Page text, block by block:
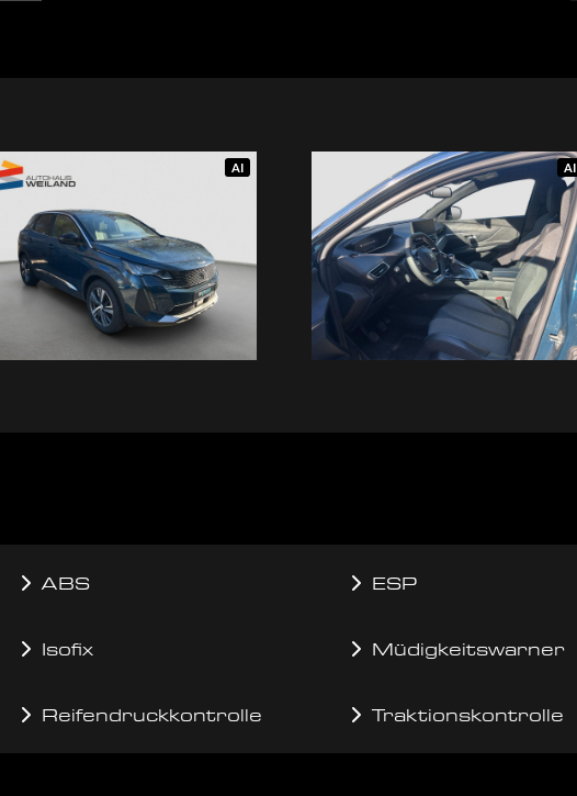
AI AI
ABS ESP
Isofix Müdigkeitswarner
Reifendruckkontrolle Traktionskontrolle